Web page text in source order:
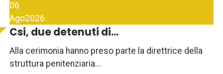
06
Ago2026
Csi, due detenuti di...
Alla cerimonia hanno preso parte la direttrice della
struttura penitenziaria...